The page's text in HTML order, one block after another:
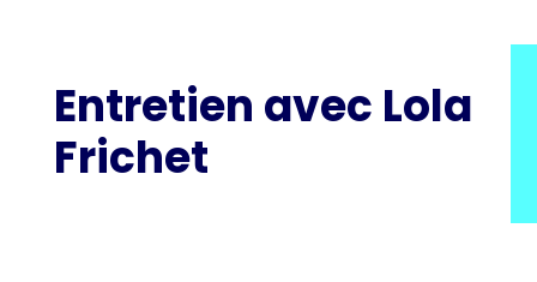
Entretien avec Lola
Frichet